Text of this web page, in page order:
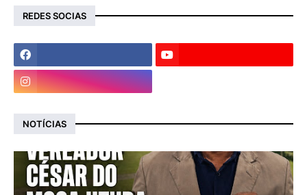
REDES SOCIAS
NOTÍCIAS